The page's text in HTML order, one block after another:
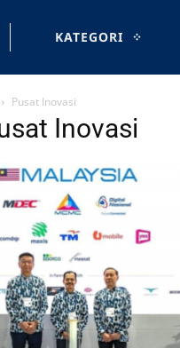
KATEGORI
Pusat Inovasi
Inovasi